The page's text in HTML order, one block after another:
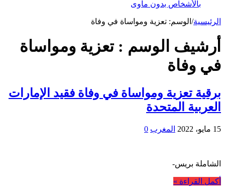
بالأشخاص بدون مأوى
الرئيسية/ الوسم: تعزية ومواساة في وفاة
أرشيف الوسم :تعزية ومواساة
في وفاة
برقية تعزية ومواساة في وفاة فقيد الإمارات
العربية المتحدة
15 مايو، 2022 المغرب 0
الشاملة بريس-
أكمل القراءة »